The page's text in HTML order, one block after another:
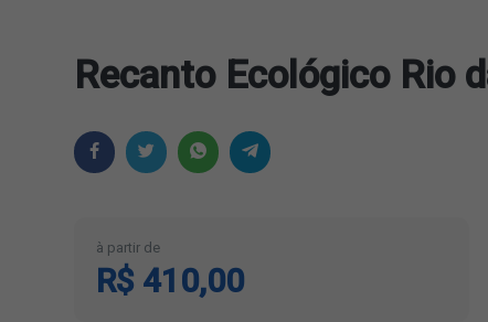
Recanto Ecológico Rio
à partir de
R$ 410,00